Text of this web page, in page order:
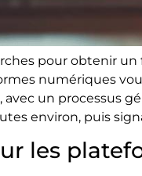
pour obtenir
numériques
un processus
environ, puis
les